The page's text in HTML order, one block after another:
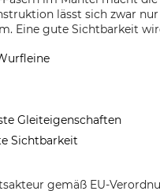
lässt sich zwar
Eine gute Sichtbarkeit
Gleiteigenschaften
Sichtbarkeit
gemäß EU-